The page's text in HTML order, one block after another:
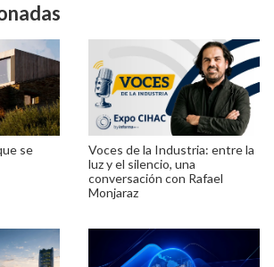
se
Voces de la Industria: entre la
luz y el silencio, una
conversación con Rafael
Monjaraz